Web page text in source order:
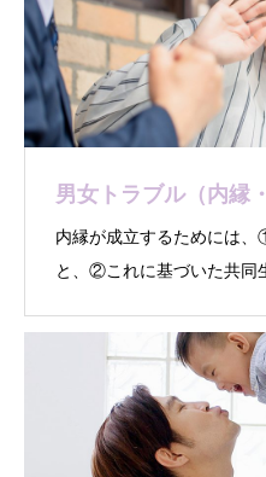
男女トラブル（内縁
内縁が成立するためには
と、②これに基づいた共同